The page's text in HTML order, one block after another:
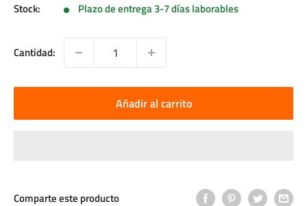
Stock: Plazo de entrega 3-7 días laborables
Cantidad:
Añadir al carrito
Comparte este producto